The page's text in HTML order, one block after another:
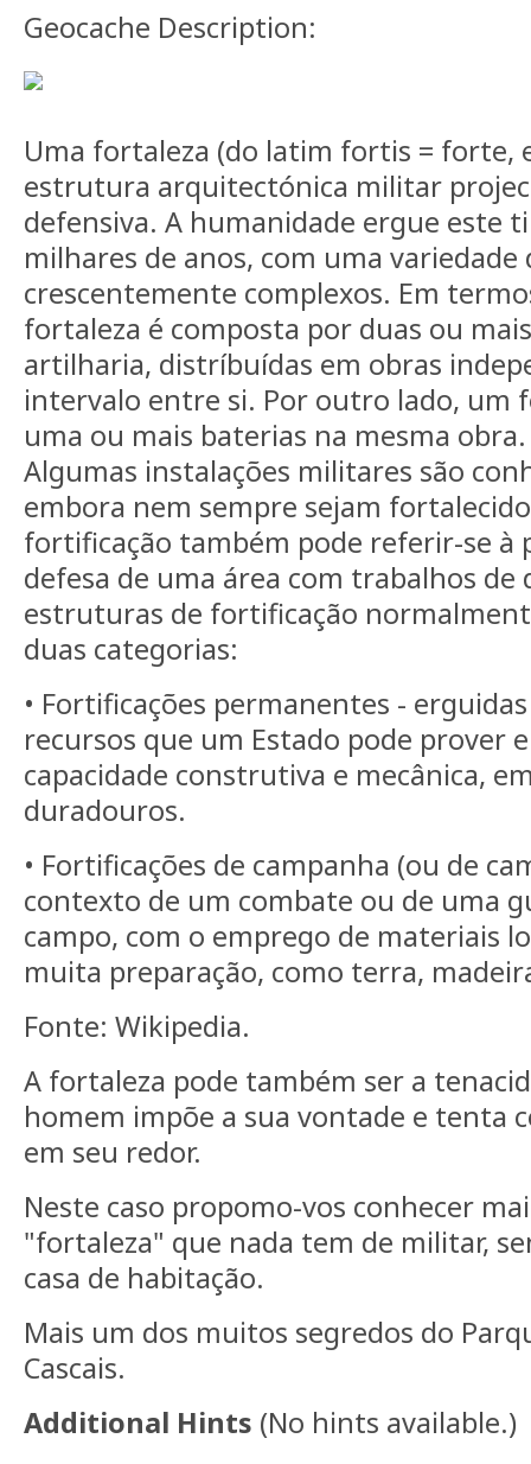
Geocache Description:
Uma fortaleza (do latim fortis = forte,
estrutura arquitectónica militar
defensiva. A humanidade ergue este
milhares de anos, com uma variedade
crescentemente complexos. Em
fortaleza é composta por duas ou
artilharia, distríbuídas em obras
intervalo entre si. Por outro lado, um
uma ou mais baterias na mesma obra.
Algumas instalações militares são
embora nem sempre sejam
fortificação também pode referir-se à
defesa de uma área com trabalhos de
estruturas de fortificação
duas categorias:
• Fortificações permanentes -
recursos que um Estado pode prover
capacidade construtiva e mecânica,
duradouros.
• Fortificações de campanha (ou de
contexto de um combate ou de uma
campo, com o emprego de materiais
muita preparação, como terra,
Fonte: Wikipedia.
A fortaleza pode também ser a
homem impõe a sua vontade e tenta
em seu redor.
Neste caso propomo-vos conhecer
"fortaleza" que nada tem de militar,
casa de habitação.
Mais um dos muitos segredos do
Cascais.
Additional Hints (No hints available.)